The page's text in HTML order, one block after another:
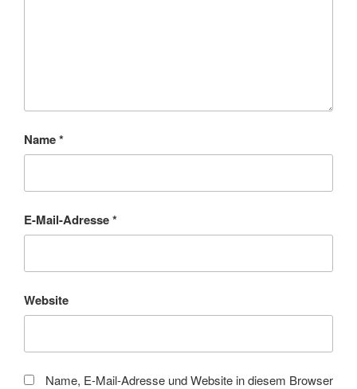
Name*
E-Mail-Adresse*
Website
Name, E-Mail-Adresse und Website in diesem Browser